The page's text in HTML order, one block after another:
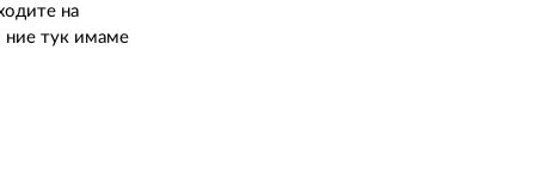
на
ние тук имаме